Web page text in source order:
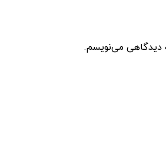
دیدگاهی می‌نویسم.